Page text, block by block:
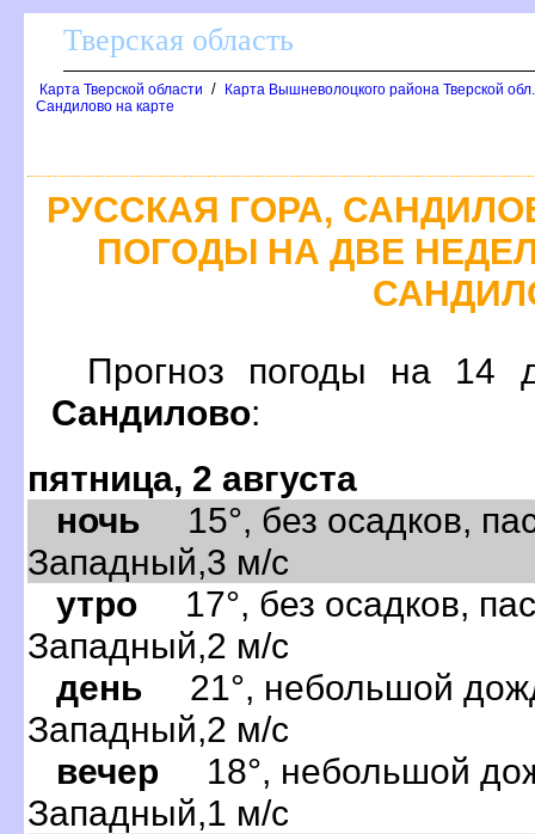
Тверская область
Карта Тверской области /
Карта Вышневолоцкого района Тверской
Сандилово на карте
РУССКАЯ ГОРА,
ПОГОДЫ НА ДВЕ
Прогноз погоды на
Сандилово:
пятница, 2 августа
ночь 15°, без осадков,
Западный,3 м/с
утро 17°, без осадков,
Западный,2 м/с
день 21°, небольшой
Западный,2 м/с
вечер 18°, небольшой
Западный,1 м/с